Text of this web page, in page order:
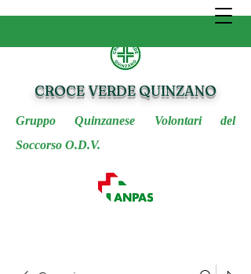
CROCE VERDE QUINZANO
Gruppo Quinzanese Volontari del
Soccorso O.D.V.